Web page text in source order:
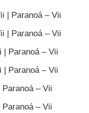
| Paranoá – Vii
| Paranoá – Vii
| Paranoá – Vii
| Paranoá – Vii
– Vii
– Vii